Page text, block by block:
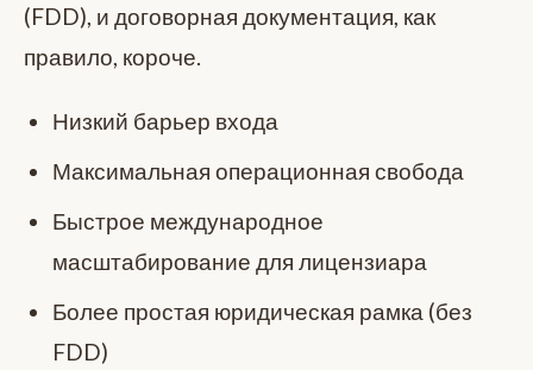
(FDD), и договорная документация, как
правило, короче.
Низкий барьер входа
Максимальная операционная свобода
Быстрое международное
масштабирование для лицензиара
Более простая юридическая рамка (без
FDD)